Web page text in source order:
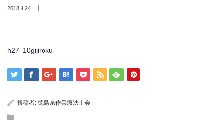
2018.4.24
h27_10gijiroku
投稿者: 徳島県作業療法士会